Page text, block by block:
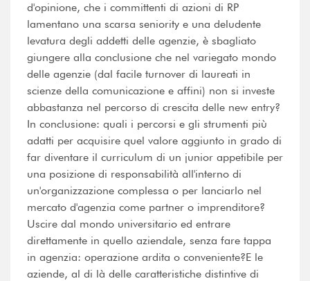
d'opinione, che i committenti di azioni di RP
lamentano una scarsa seniority e una deludente
levatura degli addetti delle agenzie, è sbagliato
giungere alla conclusione che nel variegato mondo
delle agenzie (dal facile turnover di laureati in
scienze della comunicazione e affini) non si investe
abbastanza nel percorso di crescita delle new entry?
In conclusione: quali i percorsi e gli strumenti più
adatti per acquisire quel valore aggiunto in grado di
far diventare il curriculum di un junior appetibile per
una posizione di responsabilità all'interno di
un'organizzazione complessa o per lanciarlo nel
mercato d'agenzia come partner o imprenditore?
Uscire dal mondo universitario ed entrare
direttamente in quello aziendale, senza fare tappa
in agenzia: operazione ardita o conveniente?E le
aziende, al di là delle caratteristiche distintive di